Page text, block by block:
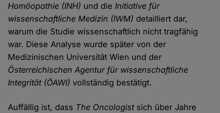
Homöopathie (INH) und dieInitiative für
wissenschaftliche Medizin (IWM) detailliert dar,
warum die Studie wissenschaftlich nicht tragfähig
war. Diese Analyse wurde später von der
Medizinischen Universität Wien und der
Österreichischen Agentur für wissenschaftliche
Integrität (ÖAWI) vollständig bestätigt.
Auffällig ist, dass The Oncologistsich über Jahre